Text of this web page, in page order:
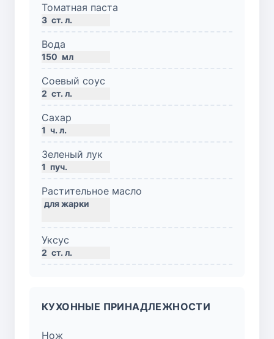
Томатная паста
3 ст. л.
Вода
150 мл
Соевый соус
2 ст. л.
Сахар
1 ч. л.
Зеленый лук
1 пуч.
Растительное масло
Уксус
2 ст. л.
КУХОННЫЕ ПРИНАДЛЕЖНОСТИ
Нож